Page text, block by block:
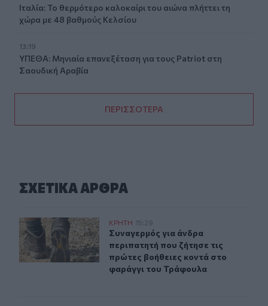
Ιταλία: Το θερμότερο καλοκαίρι του αιώνα πλήττει τη
χώρα με 48 βαθμούς Κελσίου
13:19
ΥΠΕΘΑ: Μηνιαία επανεξέταση για τους Patriot στη
Σαουδική Αραβία
ΠΕΡΙΣΣΟΤΕΡΑ
ΣΧΕΤΙΚA AΡΘΡΑ
Συναγερμός για άνδρα περιπατητή που ζήτησε τις
ΚΡΗΤΗ 15:29
Συναγερμός για άνδρα
Συναγερμός για άνδρα
περιπατητή που ζήτησε τις
πρώτες βοήθειες κοντά στο
φαράγγι του Τράφουλα